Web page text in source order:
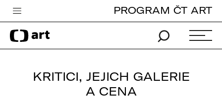
Česká televize
Zpravodajství
PROGRAM ČT ART
KRITICI, JEJICH GALERIE
A CENA